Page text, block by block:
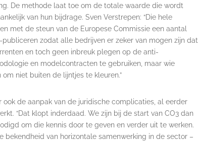
De methode laat toe om de totale waarde die wordt
van hun bijdrage. Sven Verstrepen: “Die hele
met de steun van de Europese Commissie een aantal
zodat alle bedrijven er zeker van mogen zijn dat
en toch geen inbreuk plegen op de anti-
en modelcontracten te gebruiken, maar wie
niet buiten de lijntjes te kleuren.”
de aanpak van de juridische complicaties, al eerder
“Dat klopt inderdaad. We zijn bij de start van CO3 dan
om die kennis door te geven en verder uit te werken.
van horizontale samenwerking in de sector –